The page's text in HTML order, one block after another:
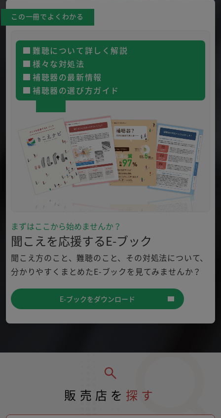
この一冊でよくわかる
まずはここから始めませんか？
聞こえを応援するE-ブック
聞こえ方のこと、難聴のこと、その対処法について、
分かりやすくまとめたE-ブックを見てみませんか？
E-ブックをダウンロード
難聴について詳しく解説
様々な対処法
補聴器の最新情報
補聴器の選び方ガイド
販売店を 探す